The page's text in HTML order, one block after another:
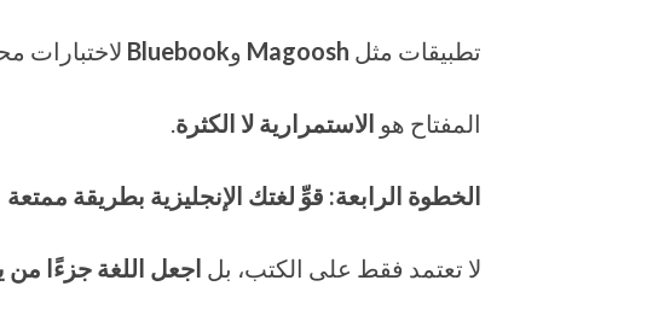
تطبيقات مثل Magoosh وBluebook لاختبارات
المفتاح هو الاستمرارية لا الكثرة
الخطوة الرابعة: قوِّ لغتك الإنجليزية بطريقة ممتعة
لا تعتمد فقط على الكتب، بل اجعل اللغة جزءًا من